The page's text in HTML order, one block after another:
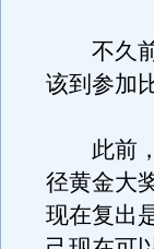
不久前
该到参加
此前，
径黄金大
现在复出